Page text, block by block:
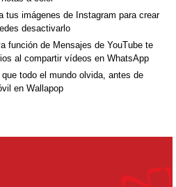
tus imágenes de Instagram para crear
desactivarlo
función de Mensajes de YouTube te
al compartir vídeos en WhatsApp
todo el mundo olvida, antes de
en Wallapop